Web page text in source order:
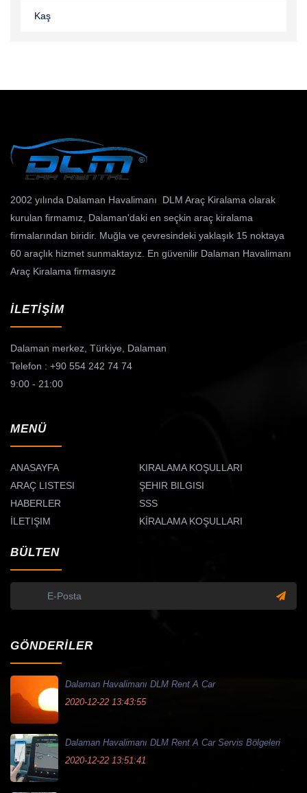
Kaş
2002 yılında Dalaman Havalimanı DLM Araç Kiralama olarak
kurulan firmamız, Dalaman'daki en seçkin araç kiralama
firmalarından biridir. Muğla ve çevresindeki yaklaşık 15 noktaya
60 araçlık hizmet sunmaktayız. En güvenilir Dalaman Havalimanı
Araç Kiralama firmasıyız
İLETİŞİM
Dalaman merkez, Türkiye, Dalaman
Telefon : +90 554 242 74 74
9:00 - 21:00
MENÜ
ANASAYFA
ARAÇ LISTESI
HABERLER
İLETIŞIM
KIRALAMA KOŞULLARI
ŞEHIR BILGISI
SSS
KİRALAMA KOŞULLARI
BÜLTEN
GÖNDERİLER
Dalaman Havalimanı DLM Rent A Car
2020-12-22 13:43:55
Dalaman Havalimanı DLM Rent A Car Servis Bölgeleri
2020-12-22 13:51:41